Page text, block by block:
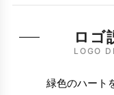
LOGO
ロゴ
緑色のハート